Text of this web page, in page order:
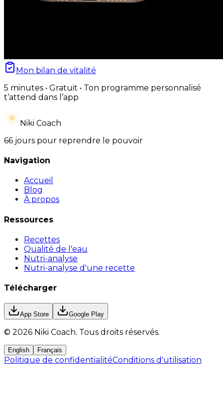
Mon bilan de vitalité
5 minutes • Gratuit • Ton programme personnalisé
t’attend dans l’app
Niki Coach
66 jours pour reprendre le pouvoir
Navigation
Accueil
Blog
À propos
Ressources
Recettes
Qualité de l'eau
Nutri-analyse
Nutri-analyse d'une recette
Télécharger
App Store Google Play
© 2026 Niki Coach. Tous droits réservés.
English Français
Politique de confidentialitéConditions d'utilisation